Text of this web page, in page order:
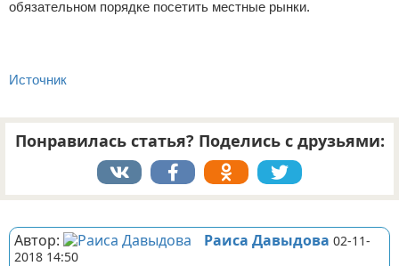
обязательном порядке посетить местные рынки.
Источник
Понравилась статья? Поделись с друзьями:
Автор: Раиса Давыдова 02-11-
2018 14:50